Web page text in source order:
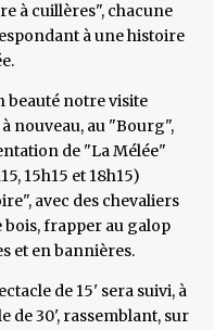
à cuillères", chacune
à une histoire
beauté notre visite
nouveau, au "Bourg",
de "La Mélée"
15h15 et 18h15)
avec des chevaliers
bois, frapper au galop
et en bannières.
de 15' sera suivi, à
de 30', rassemblant, sur